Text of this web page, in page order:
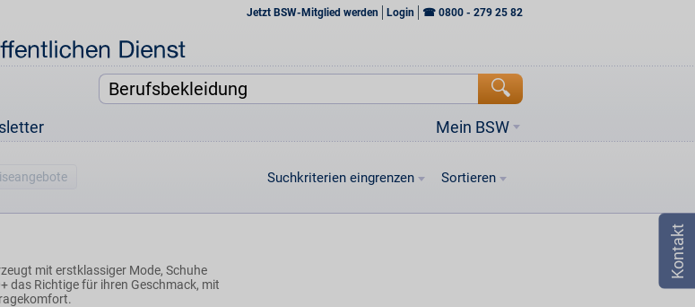
Jetzt BSW-Mitglied werden Login ☎ 0800 - 279 25 82
Mein BSW
Suchkriterien eingrenzen Sortieren
mit erstklassiger Mode, Schuhe
das Richtige für ihren Geschmack, mit